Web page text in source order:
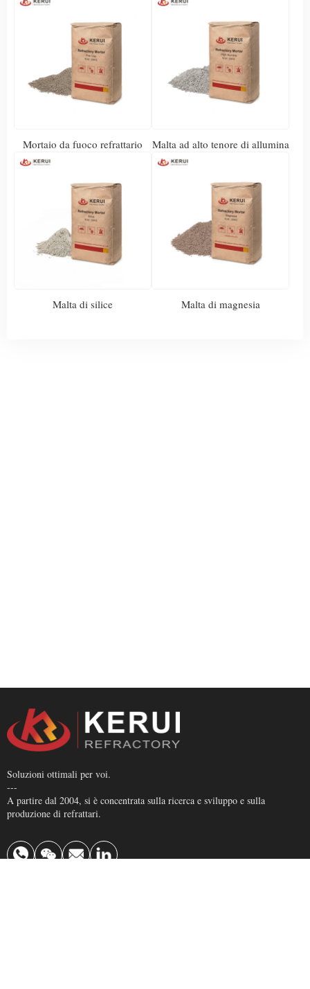
Mortaio da fuoco refrattario Malta ad alto tenore di allumina
Malta di silice Malta di magnesia
Soluzioni ottimali per voi.
---
A partire dal 2004, si è concentrata sulla ricerca e sviluppo e sulla
produzione di refrattari.